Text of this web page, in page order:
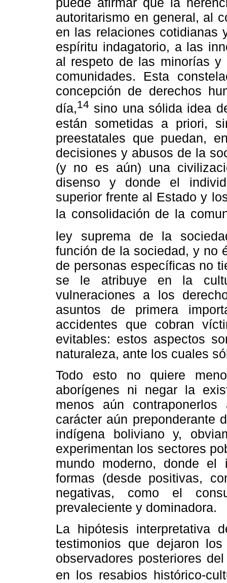
autoritarismo en general, al
en las relaciones cotidianas
espíritu indagatorio, a las
al respeto de las minorías
comunidades. Esta
concepción de derechos
día,14 sino una sólida idea
están sometidas a priori,
preestatales que puedan,
decisiones y abusos de la
(y no es aún) una
disenso y donde el
superior frente al Estado y
la consolidación de la
ley suprema de la
función de la sociedad, y no
de personas específicas no
se le atribuye en la
vulneraciones a los
asuntos de primera
accidentes que cobran
evitables: estos aspectos
naturaleza, ante los cuales
Todo esto no quiere
aborígenes ni negar la
menos aún
carácter aún preponderante
indígena boliviano y,
experimentan los sectores
mundo moderno, donde el
formas (desde positivas,
negativas, como el
prevaleciente y dominadora.
La hipótesis interpretativa
testimonios que dejaron
observadores posteriores
en los resabios histórico-